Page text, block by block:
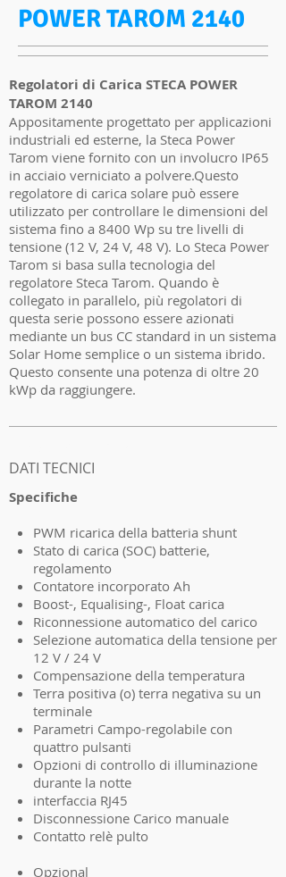
POWER TAROM 2140
Regolatori di Carica STECA POWER
TAROM 2140
Appositamente progettato per applicazioni
industriali ed esterne, la Steca Power
Tarom viene fornito con un involucro IP65
in acciaio verniciato a polvere.Questo
regolatore di carica solare può essere
utilizzato per controllare le dimensioni del
sistema fino a 8400 Wp su tre livelli di
tensione (12 V, 24 V, 48 V). Lo Steca Power
Tarom si basa sulla tecnologia del
regolatore Steca Tarom. Quando è
collegato in parallelo, più regolatori di
questa serie possono essere azionati
mediante un bus CC standard in un sistema
Solar Home semplice o un sistema ibrido.
Questo consente una potenza di oltre 20
kWp da raggiungere.
DATI TECNICI
Specifiche
PWM ricarica della batteria shunt
Stato di carica (SOC) batterie,
regolamento
Contatore incorporato Ah
Boost-, Equalising-, Float carica
Riconnessione automatico del carico
Selezione automatica della tensione per
12 V / 24 V
Compensazione della temperatura
Terra positiva (o) terra negativa su un
terminale
Parametri Campo-regolabile con
quattro pulsanti
Opzioni di controllo di illuminazione
durante la notte
interfaccia RJ45
Disconnessione Carico manuale
Contatto relè pulto
Opzional